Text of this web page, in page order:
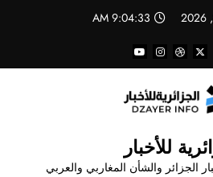
9:04:34 AM
للأخبار
الجزائر والشأن المغاربي والعربي